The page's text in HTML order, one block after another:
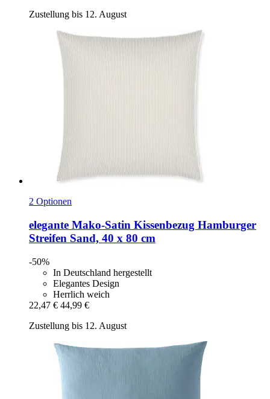
Zustellung bis 12. August
2 Optionen
elegante Mako-​Satin Kissenbezug Hamburger
Streifen Sand, 40 x 80 cm
-50%
In Deutschland hergestellt
Elegantes Design
Herrlich weich
22,47 € 44,99 €
Zustellung bis 12. August